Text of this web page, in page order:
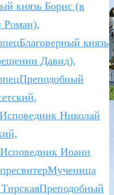
князь Борис (в
Роман),
Благоверный князь
Давид),
Преподобный
Исповедник Николай
Исповедник Иоанн
Мученица
Преподобный